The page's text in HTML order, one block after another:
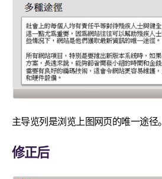
主导览列是浏览上图网页的唯一途径。
修正后